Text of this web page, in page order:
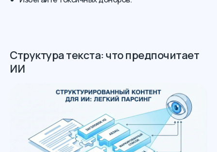
Структура текста: что предпочитает
ИИ